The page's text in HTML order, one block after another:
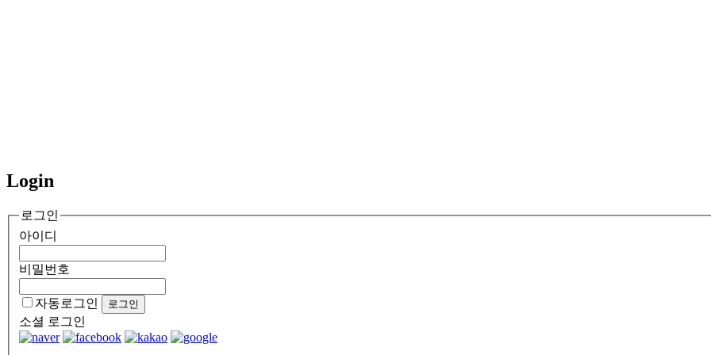
Login
로그인
아이디
비밀번호
자동로그인
소셜 로그인